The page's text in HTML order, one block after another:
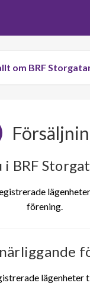
om BRF
i BRF
förening.
lägenheter